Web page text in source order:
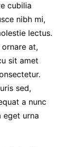
cubilia
nibh mi,
lectus.
ornare at,
sit amet
sed,
a nunc
eget urna